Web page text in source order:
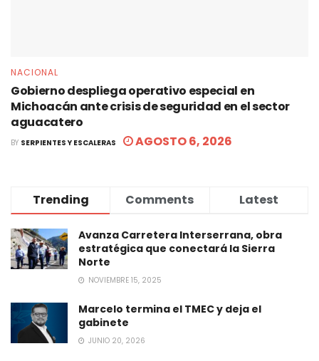
NACIONAL
Gobierno despliega operativo especial en
Michoacán ante crisis de seguridad en el sector
aguacatero
BY SERPIENTES Y ESCALERAS AGOSTO 6, 2026
Trending Comments Latest
Avanza Carretera Interserrana, obra
estratégica que conectará la Sierra
Norte
NOVIEMBRE 15, 2025
Marcelo termina el TMEC y deja el
gabinete
JUNIO 20, 2026